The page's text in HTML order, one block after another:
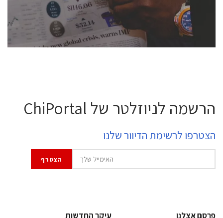
לחץ לפרטים
הרשמה לניוזלטר של ChiPortal
הצטרפו לרשימת הדיוור שלנו
פרסם אצלנו
עיקר החדשות